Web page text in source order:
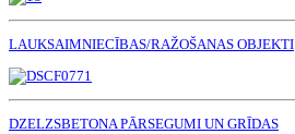
LAUKSAIMNIECĪBAS/RAŽOŠANAS OBJEKTI
DZELZSBETONA PĀRSEGUMI UN GRĪDAS